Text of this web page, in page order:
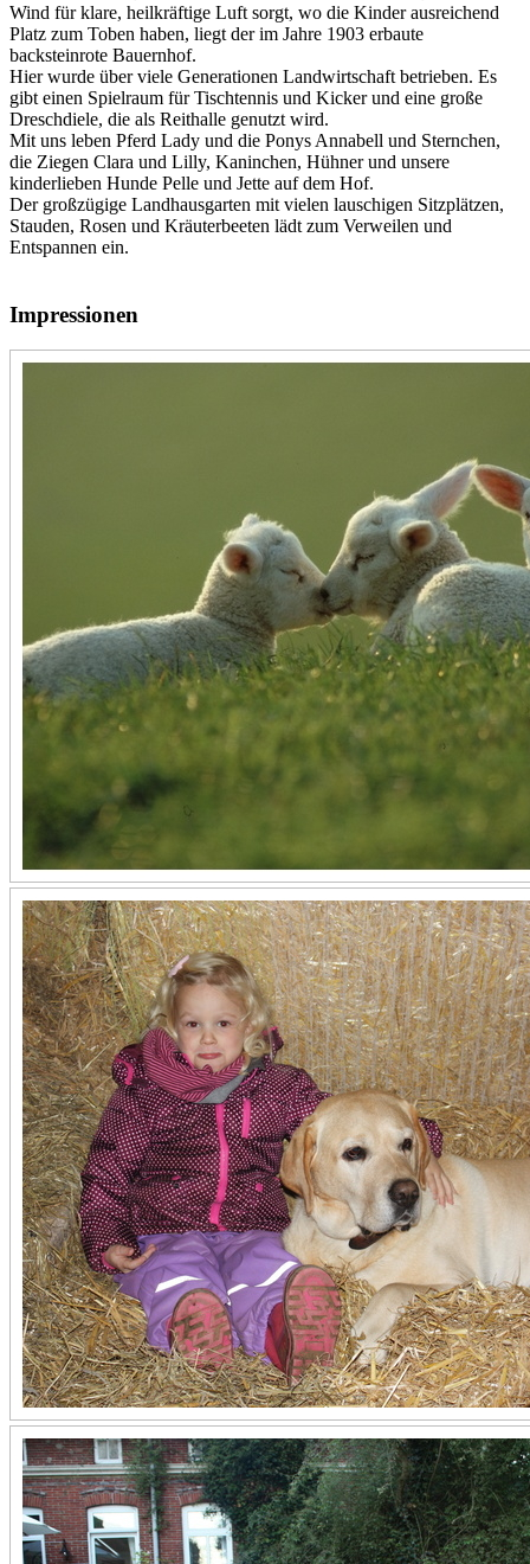
Wind für klare, heilkräftige Luft sorgt, wo die Kinder ausreichend
Platz zum Toben haben, liegt der im Jahre 1903 erbaute
backsteinrote Bauernhof.
Hier wurde über viele Generationen Landwirtschaft betrieben. Es
gibt einen Spielraum für Tischtennis und Kicker und eine große
Dreschdiele, die als Reithalle genutzt wird.
Mit uns leben Pferd Lady und die Ponys Annabell und Sternchen,
die Ziegen Clara und Lilly, Kaninchen, Hühner und unsere
kinderlieben Hunde Pelle und Jette auf dem Hof.
Der großzügige Landhausgarten mit vielen lauschigen Sitzplätzen,
Stauden, Rosen und Kräuterbeeten lädt zum Verweilen und
Entspannen ein.
Impressionen